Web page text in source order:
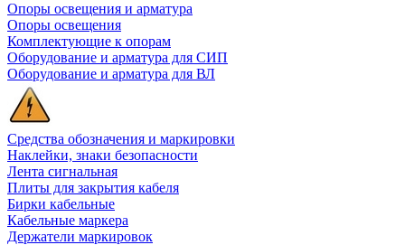
Опоры освещения и арматура
Опоры освещения
Комплектующие к опорам
Оборудование и арматура для СИП
Оборудование и арматура для ВЛ
Средства обозначения и маркировки
Наклейки, знаки безопасности
Лента сигнальная
Плиты для закрытия кабеля
Бирки кабельные
Кабельные маркера
Держатели маркировок